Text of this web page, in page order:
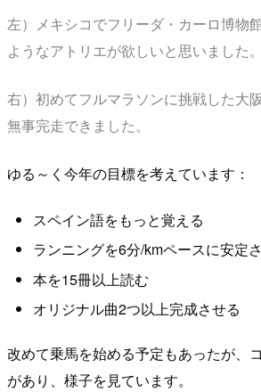
左）メキシコでフリーダ・カーロ博物
ようなアトリエが欲しいと思いました。
右）初めてフルマラソンに挑戦した大
無事完走できました。
ゆる～く今年の目標を考えています：
スペイン語をもっと覚える
ランニングを6分/kmペースに安定
本を15冊以上読む
オリジナル曲2つ以上完成させる
改めて乗馬を始める予定もあったが、
があり、様子を見ています。